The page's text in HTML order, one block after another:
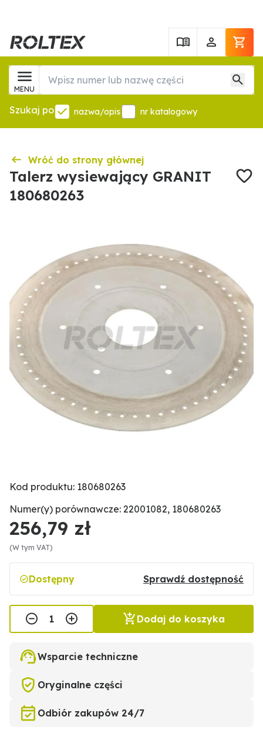
MENU
Szukaj po nazwa/opis nr katalogowy
Wróć do strony głównej
Talerz wysiewający GRANIT
180680263
Kod produktu: 180680263
Numer(y) porównawcze: 22001082, 180680263
256,79 zł
(W tym VAT)
Dostępny Sprawdź dostępność
Dodaj do koszyka
Wsparcie techniczne
Oryginalne części
Odbiór zakupów 24/7